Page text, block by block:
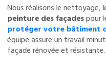
Nous réalisons le nettoyage,
peinture des façadespour
protéger votre bâtiment
équipe assure un travail
façade rénovée et résistante.